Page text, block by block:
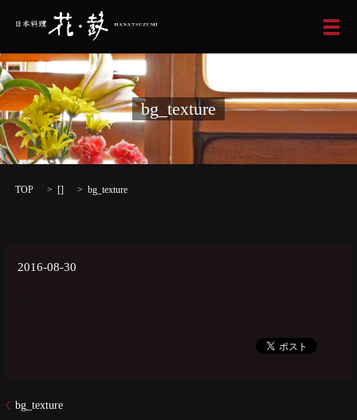
メ
bg_texture
TOP [] bg_texture
2016-08-30
bg_texture